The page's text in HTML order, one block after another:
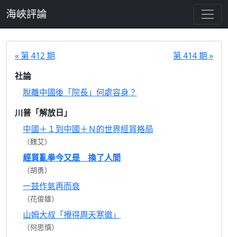
海峽評論
« 第 412 期
第 414 期 »
社論
脫離中國後「院長」何處容身？
川普「解放日」
中國＋１到中國＋Ｎ的世界經貿格局
（魏艾）
經貿亂拳今又是 換了人間
（胡勇）
一鼓作氣再而衰
（花俊雄）
山姆大叔「攪得周天寒徹」
（何思慎）